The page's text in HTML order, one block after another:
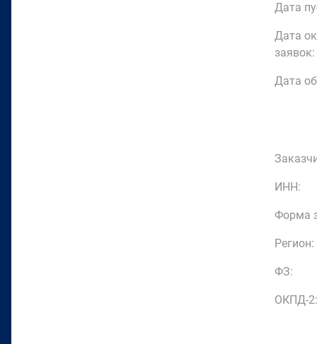
Дата
Дата
заявок:
Дата
ИНН:
Форма
Регион:
ФЗ:
ОКПД-2: